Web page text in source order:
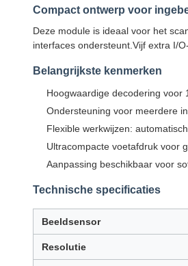
Compact ontwerp voor
Deze module is ideaal voor het
interfaces ondersteunt.Vijf extra I/
Belangrijkste kenmerken
Hoogwaardige decodering voor
Ondersteuning voor meerdere
Flexible werkwijzen:
Ultracompacte voetafdruk voor
Aanpassing beschikbaar voor
Technische specificaties
Beeldsensor
Resolutie